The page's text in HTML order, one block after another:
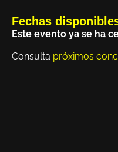
Fechas
Este evento ya se ha
Consulta próximos